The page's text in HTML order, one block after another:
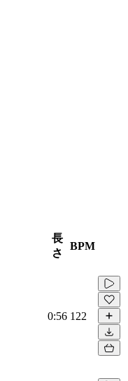
長
さ
BPM
0:56 122